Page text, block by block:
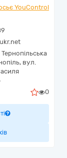
YouControl
Тернопільська
вул.
0